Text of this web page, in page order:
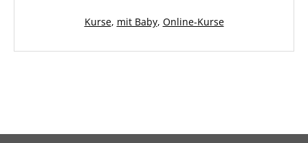
Kategorisiert
Kurse, mit Baby, Online-Kurse